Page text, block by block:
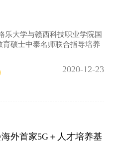
乐大学与赣西科技职业学院国
硕士中泰名师联合指导培养
2020-12-23
外首家5G＋人才培养基